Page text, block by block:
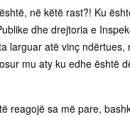
në këtë rast?! Ku
dhe drejtoria e
larguar atë vinç ndërtues,
mu aty ku edhe është
reagojë sa më pare,